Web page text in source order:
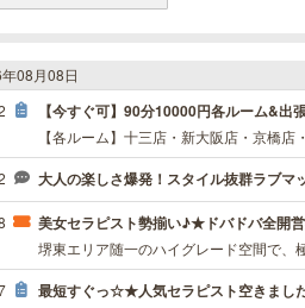
08月08日
【今すぐ可】90分10000円各ルーム&出
大人の楽しさ爆発！スタイル抜群ラブ
美女セラピスト勢揃い♪★ドバドバ全開営
最短すぐっ☆★人気セラピスト空きまし